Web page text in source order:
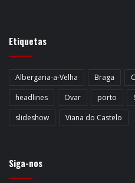
Etiquetas
Albergaria-a-Velha Braga
headlines
Ovar porto
slideshow
Viana do Castelo
Siga-nos